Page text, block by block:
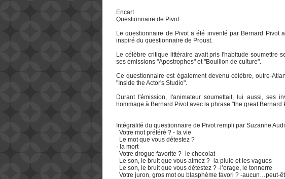
Encart
Questionnaire de Pivot
Le questionnaire de Pivot a été inventé par Bernard Pivot
inspiré du questionnaire de Proust.
Le célèbre critique littéraire avait pris l'habitude soumettre
ses émissions "Apostrophes" et "Bouillon de culture".
Ce questionnaire est également devenu célèbre, outre-
"Inside the Actor's Studio".
Durant l'émission, l'animateur soumettait, lui aussi, ses
hommage à Bernard Pivot avec la phrase "the great Bernard
Intégralité du questionnaire de Pivot rempli par Suzanne
Votre mot préféré ? - la vie
Le mot que vous détestez ?
- la mort
Votre drogue favorite ?- le chocolat
Le son, le bruit que vous aimez ? -la pluie et les vagues
Le son, le bruit que vous détestez ? -l’orage, le tonnerre
Votre juron, gros mot ou blasphème favori ? -aucun…peut-